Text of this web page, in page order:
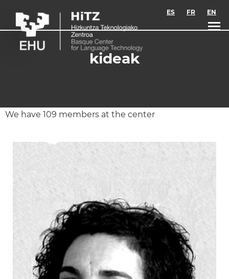
ES FR EN
kideak
We have 109 members at the center